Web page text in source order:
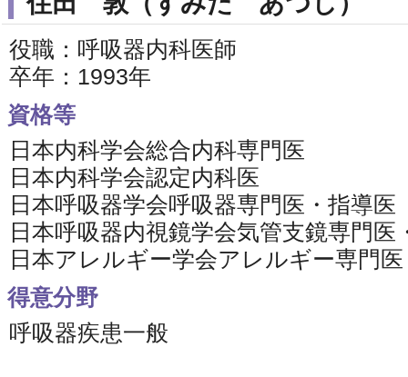
役職：呼吸器内科医師
卒年：1993年
資格等
日本内科学会総合内科専門医
日本内科学会認定内科医
日本呼吸器学会呼吸器専門医・指導医
日本呼吸器内視鏡学会気管支鏡専門医
日本アレルギー学会アレルギー専門医
得意分野
呼吸器疾患一般